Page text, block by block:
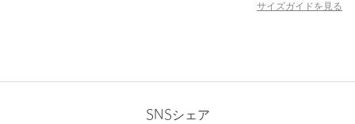
ご了承ください。
サイズガイドを見る
SNSシェア